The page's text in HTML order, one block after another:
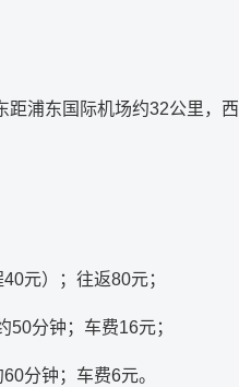
距浦东国际机场约32公里，
元）；往返80元；
分钟；车费16元；
分钟；车费6元。